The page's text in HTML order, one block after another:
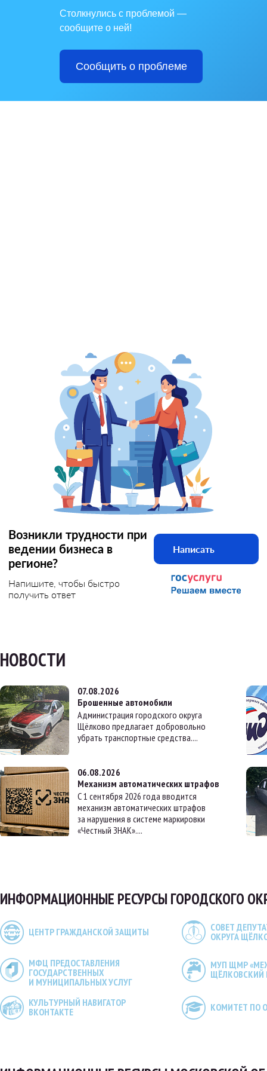
Столкнулись с проблемой —
сообщите о ней!
Сообщить о проблеме
Возникли трудности при
ведении бизнеса в
регионе?
Напишите, чтобы быстро
получить ответ
Написать
НОВОСТИ
07.08.2026
Брошенные автомобили
Администрация городского округа
Щёлково предлагает добровольно
убрать транспортные средства....
06.08.2026
Механизм автоматических штрафов
С 1 сентября 2026 года вводится
механизм автоматических штрафов
за нарушения в системе маркировки
«Честный ЗНАК»....
ИНФОРМАЦИОННЫЕ РЕСУРСЫ ГОРОДСКОГО
ЦЕНТР ГРАЖДАНСКОЙ ЗАЩИТЫ
СОВЕТ
ОКРУГА
МФЦ ПРЕДОСТАВЛЕНИЯ
ГОСУДАРСТВЕННЫХ
И МУНИЦИПАЛЬНЫХ УСЛУГ
МУП ЩМР
ЩЁЛКОВСКИЙ
КУЛЬТУРНЫЙ НАВИГАТОР
ВКОНТАКТЕ
КОМИТЕТ ПО